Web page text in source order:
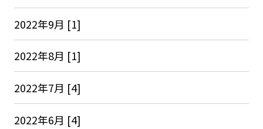
2022年9月 [1]
2022年8月 [1]
2022年7月 [4]
2022年6月 [4]